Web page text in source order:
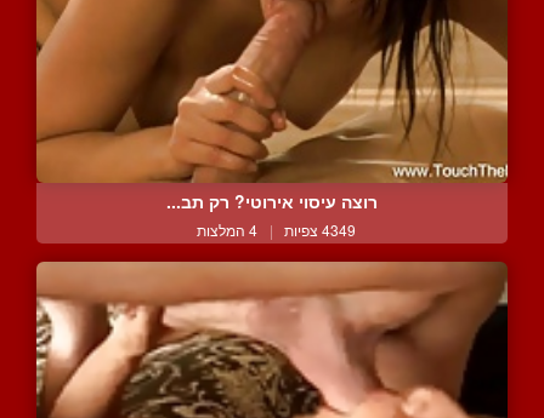
רוצה עיסוי אירוטי? רק תב...
4349 צפיות | 4 המלצות